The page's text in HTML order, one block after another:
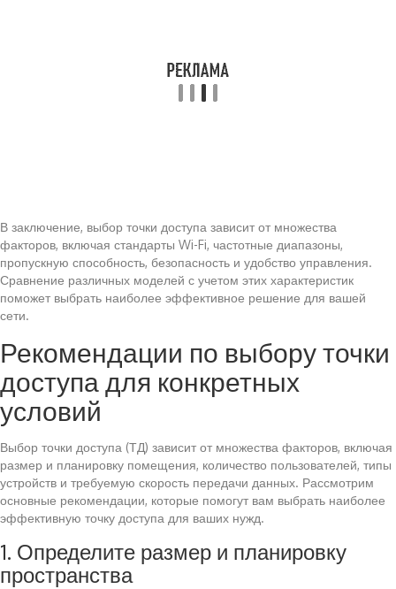
В заключение, выбор точки доступа зависит от множества
факторов, включая стандарты Wi-Fi, частотные диапазоны,
пропускную способность, безопасность и удобство управления.
Сравнение различных моделей с учетом этих характеристик
поможет выбрать наиболее эффективное решение для вашей
сети.
Рекомендации по выбору точки
доступа для конкретных
условий
Выбор точки доступа (ТД) зависит от множества факторов, включая
размер и планировку помещения, количество пользователей, типы
устройств и требуемую скорость передачи данных. Рассмотрим
основные рекомендации, которые помогут вам выбрать наиболее
эффективную точку доступа для ваших нужд.
1. Определите размер и планировку
пространства